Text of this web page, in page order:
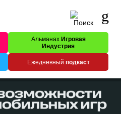
Альманах Игровая
Индустрия
Ежедневный подкаст